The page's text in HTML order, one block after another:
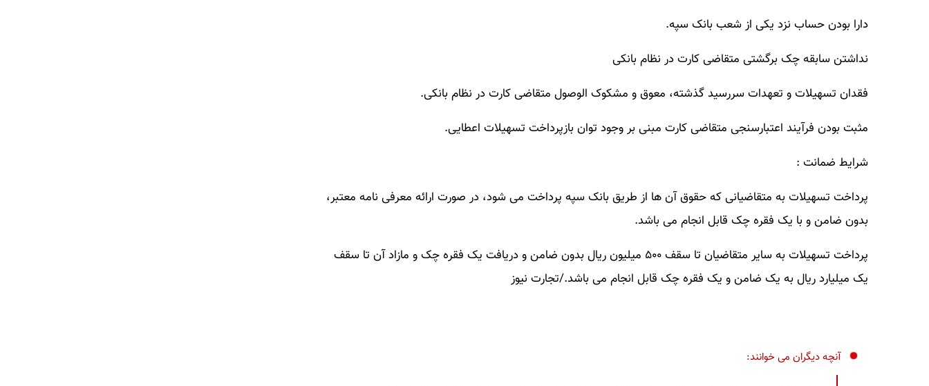
دارا بودن حساب نزد یکی از شعب بانک سپه.
نداشتن سابقه چک برگشتی متقاضی کارت در نظام بانکی
فقدان تسهیلات و تعهدات سررسید گذشته، معوق و مشکوک الوصول متقاضی کارت در نظام بانکی.
مثبت بودن فرآیند اعتبارسنجی متقاضی کارت مبنی بر وجود توان بازپرداخت تسهیلات اعطایی.
شرایط ضمانت :
پرداخت تسهیلات به متقاضیانی که حقوق آن ها از طریق بانک سپه پرداخت می شود، در صورت ارائه معرفی نامه معتبر،
بدون ضامن و با یک فقره چک قابل انجام می باشد.
پرداخت تسهیلات به سایر متقاضیان تا سقف ۵۰۰ میلیون ریال بدون ضامن و دریافت یک فقره چک و مازاد آن تا سقف
یک میلیارد ریال به یک ضامن و یک فقره چک قابل انجام می باشد./تجارت نیوز
آنچه دیگران می خوانند: